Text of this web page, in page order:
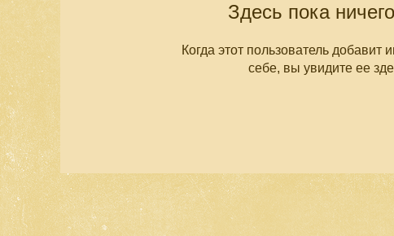
Здесь пока
Когда этот пользователь
себе, вы увидите ее